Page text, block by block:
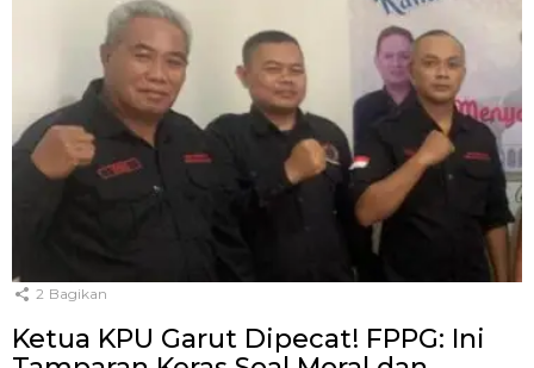
2 Bagikan
Ketua KPU Garut Dipecat! FPPG: Ini